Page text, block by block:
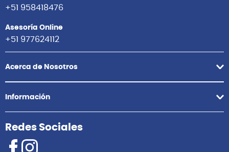
+51 958418476
Asesoría Online
+51 977624112
Acerca de Nosotros
Información
Redes Sociales